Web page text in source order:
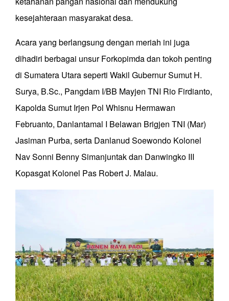
kesejahteraan masyarakat desa.
Acara yang berlangsung dengan meriah ini juga
dihadiri berbagai unsur Forkopimda dan tokoh penting
di Sumatera Utara seperti Wakil Gubernur Sumut H.
Surya, B.Sc., Pangdam I/BB Mayjen TNI Rio Firdianto,
Kapolda Sumut Irjen Pol Whisnu Hermawan
Februanto, Danlantamal I Belawan Brigjen TNI (Mar)
Jasiman Purba, serta Danlanud Soewondo Kolonel
Nav Sonni Benny Simanjuntak dan Danwingko III
Kopasgat Kolonel Pas Robert J. Malau.